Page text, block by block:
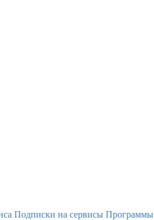
Подписки на сервисы Программы